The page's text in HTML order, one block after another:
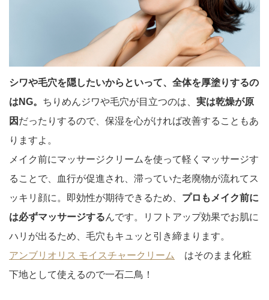
シワや毛穴を隠したいからといって、全体を厚塗りするの
はNG。 ちりめんジワや毛穴が目立つのは、 実は乾燥が原
因 だったりするので、保湿を心がければ改善することもあ
りますよ。
メイク前にマッサージクリームを使って軽くマッサージす
ることで、血行が促進され、滞っていた老廃物が流れてス
ッキリ顔に。即効性が期待できるため、 プロもメイク前に
は必ずマッサージするんです。リフトアップ効果でお肌に
ハリが出るため、毛穴もキュッと引き締まります。
アンブリオリス モイスチャークリーム はそのまま化粧
下地として使えるので一石二鳥！